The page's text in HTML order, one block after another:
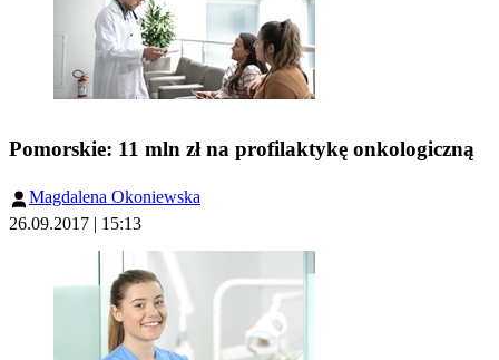
Pomorskie: 11 mln zł na profilaktykę onkologiczną
Magdalena Okoniewska
26.09.2017 | 15:13